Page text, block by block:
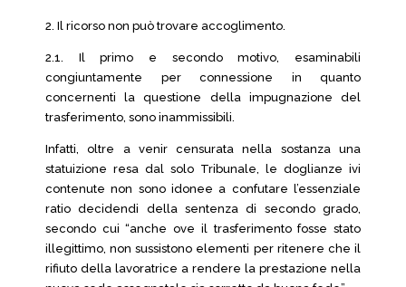
2. Il ricorso non può trovare accoglimento.
2.1. Il primo e secondo motivo, esaminabili
congiuntamente per connessione in quanto
concernenti la questione della impugnazione del
trasferimento, sono inammissibili.
Infatti, oltre a venir censurata nella sostanza una
statuizione resa dal solo Tribunale, le doglianze ivi
contenute non sono idonee a confutare l’essenziale
ratio decidendi della sentenza di secondo grado,
secondo cui “anche ove il trasferimento fosse stato
illegittimo, non sussistono elementi per ritenere che il
rifiuto della lavoratrice a rendere la prestazione nella